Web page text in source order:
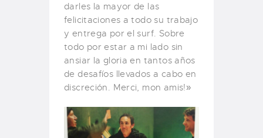
darles la mayor de las
felicitaciones a todo su trabajo
y entrega por el surf. Sobre
todo por estar a mi lado sin
ansiar la gloria en tantos años
de desafíos llevados a cabo en
discreción. Merci, mon amis!»